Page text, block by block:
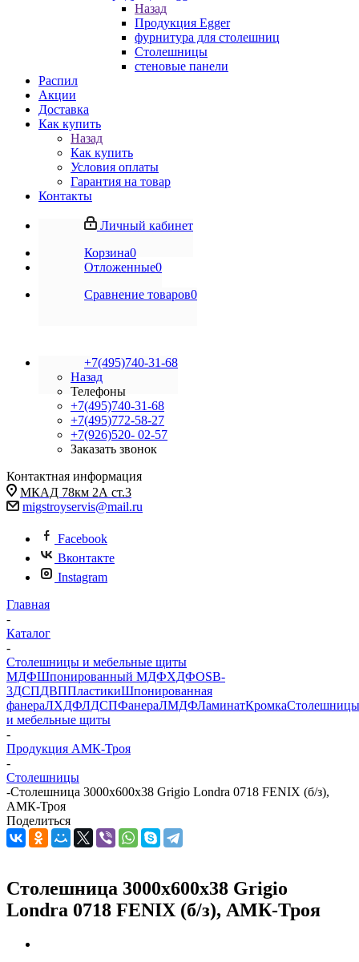
Назад
Продукция Egger
фурнитура для столешниц
Столешницы
стеновые панели
Распил
Акции
Доставка
Как купить
Назад
Как купить
Условия оплаты
Гарантия на товар
Контакты
Личный кабинет
Корзина0
Отложенные0
Сравнение товаров0
+7(495)740-31-68
Назад
Телефоны
+7(495)740-31-68
+7(495)772-58-27
+7(926)520- 02-57
Заказать звонок
Контактная информация
МКАД 78км 2А ст.3
migstroyservis@mail.ru
Facebook
Вконтакте
Instagram
Главная
-
Каталог
-
Столешницы и мебельные щиты
МДФШпонированный МДФХДФOSB-
3ДСПДВППластикиШпонированная
фанераЛХДФЛДСПФанераЛМДФЛаминатКромкаСтолешницы
и мебельные щиты
-
Продукция АМК-Троя
-
Столешницы
-Столешница 3000х600х38 Grigio Londra 0718 FENIX (б/з),
АМК-Троя
Поделиться
Столешница 3000х600х38 Grigio
Londra 0718 FENIX (б/з), АМК-Троя